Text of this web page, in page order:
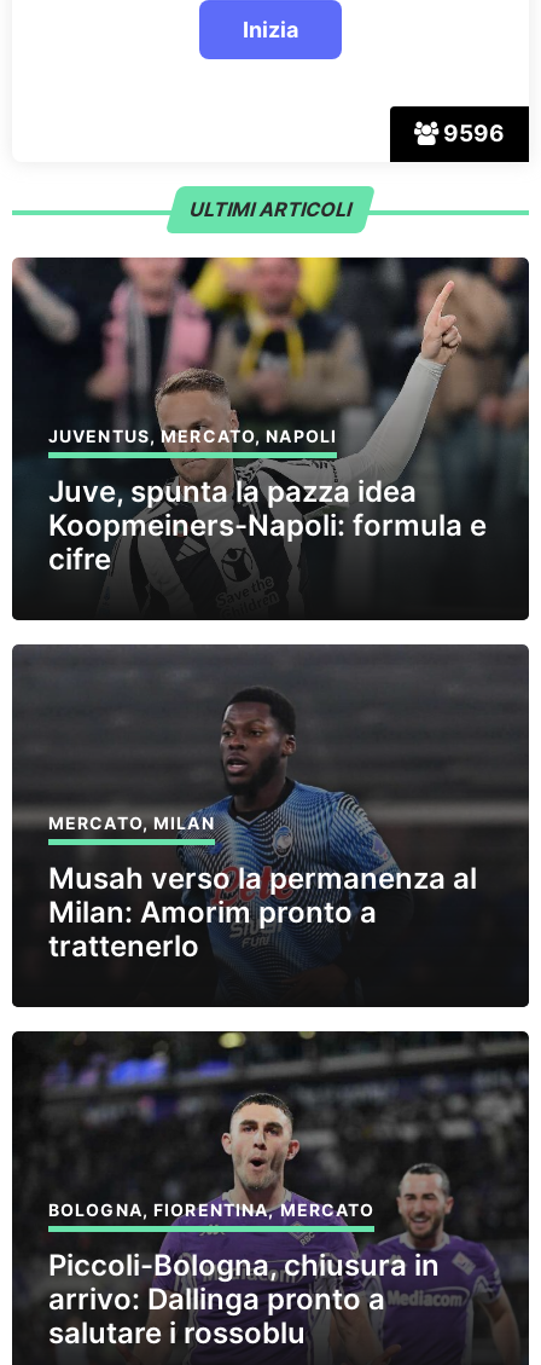
9596
ULTIMI ARTICOLI
JUVENTUS,MERCATO,NAPOLI
Juve, spunta la pazza idea
Koopmeiners-Napoli: formula e
cifre
MERCATO,MILAN
Musah verso la permanenza al
Milan: Amorim pronto a
trattenerlo
BOLOGNA,FIORENTINA,MERCATO
Piccoli-Bologna, chiusura in
arrivo: Dallinga pronto a
salutare i rossoblu